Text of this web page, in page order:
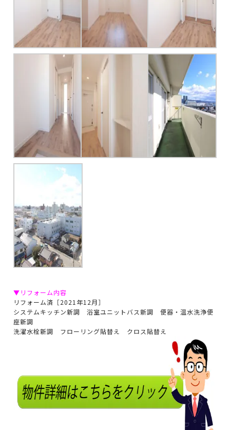
▼リフォーム内容
リフォーム済［2021年12月］
システムキッチン新調 浴室ユニットバス新調 便器・温水洗浄便
座新調
洗濯水栓新調 フローリング貼替え クロス貼替え